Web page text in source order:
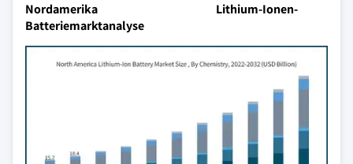
Nordamerika Lithium-Ionen-
Batteriemarktanalyse